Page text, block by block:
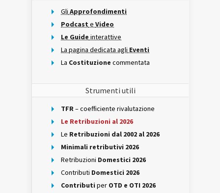
Gli Approfondimenti
Podcast e Video
Le Guide interattive
La pagina dedicata agli Eventi
La Costituzione commentata
Strumenti utili
TFR– coefficiente rivalutazione
Le Retribuzioni al 2026
Le Retribuzioni dal 2002 al 2026
Minimali retributivi 2026
Retribuzioni Domestici 2026
Contributi Domestici 2026
Contributi per OTD e OTI 2026